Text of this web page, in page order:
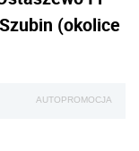
(okolice
AUTOPROMOCJA